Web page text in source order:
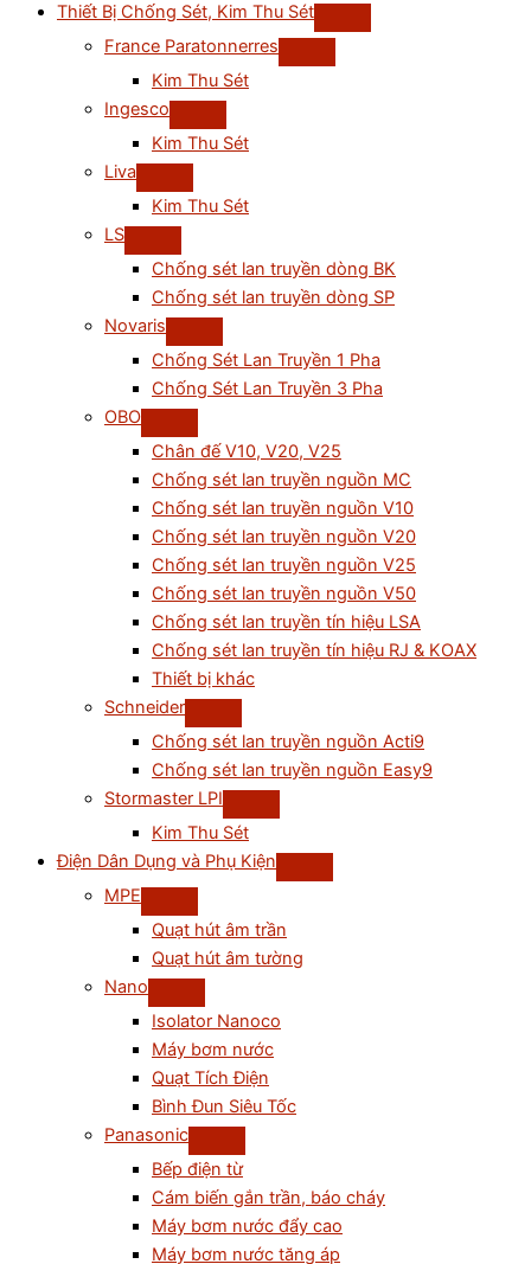
Thiết Bị Chống Sét, Kim Thu Sét
France Paratonnerres
Kim Thu Sét
Ingesco
Kim Thu Sét
Liva
Kim Thu Sét
LS
Chống sét lan truyền dòng BK
Chống sét lan truyền dòng SP
Novaris
Chống Sét Lan Truyền 1 Pha
Chống Sét Lan Truyền 3 Pha
OBO
Chân đế V10, V20, V25
Chống sét lan truyền nguồn MC
Chống sét lan truyền nguồn V10
Chống sét lan truyền nguồn V20
Chống sét lan truyền nguồn V25
Chống sét lan truyền nguồn V50
Chống sét lan truyền tín hiệu LSA
Chống sét lan truyền tín hiệu RJ & KOAX
Thiết bị khác
Schneider
Chống sét lan truyền nguồn Acti9
Chống sét lan truyền nguồn Easy9
Stormaster LPI
Kim Thu Sét
Điện Dân Dụng và Phụ Kiện
MPE
Quạt hút âm trần
Quạt hút âm tường
Nano
Isolator Nanoco
Máy bơm nước
Quạt Tích Điện
Bình Đun Siêu Tốc
Panasonic
Bếp điện từ
Cám biến gắn trần, báo cháy
Máy bơm nước đẩy cao
Máy bơm nước tăng áp